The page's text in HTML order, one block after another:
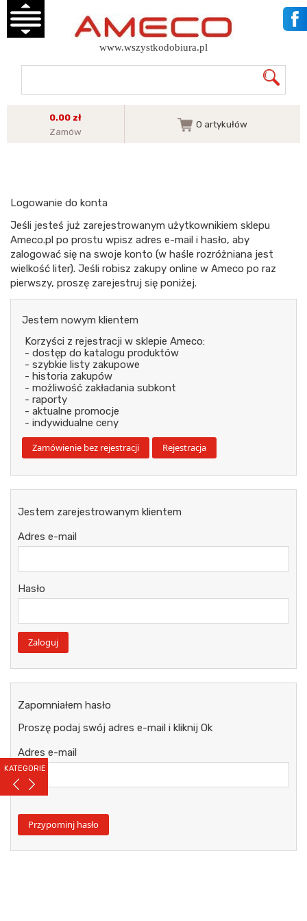
KATEGORIE
www.wszystkodobiura.pl
0.00 zł
Zamów
0 artykułów
Logowanie do konta
Jeśli jesteś już zarejestrowanym użytkownikiem sklepu
Ameco.pl po prostu wpisz adres e-mail i hasło, aby
zalogować się na swoje konto (w haśle rozróżniana jest
wielkość liter). Jeśli robisz zakupy online w Ameco po raz
pierwszy, proszę zarejestruj się poniżej.
Jestem nowym klientem
Korzyści z rejestracji w sklepie Ameco:
- dostęp do katalogu produktów
- szybkie listy zakupowe
- historia zakupów
- możliwość zakładania subkont
- raporty
- aktualne promocje
- indywidualne ceny
Jestem zarejestrowanym klientem
Adres e-mail
Hasło
Zapomniałem hasło
Proszę podaj swój adres e-mail i kliknij Ok
Adres e-mail